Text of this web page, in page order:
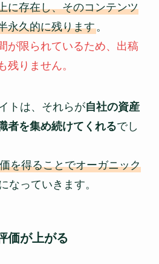
に存在し、そのコンテンツ
永久的に残ります。
が限られているため、出稿
残りません。
トは、それらが自社の資産
者を集め続けてくれるでし
を得ることでオーガニック
なっていきます。
価が上がる